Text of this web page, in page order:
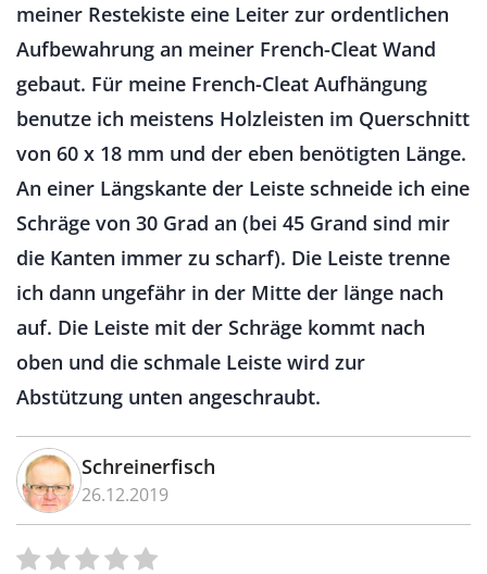
meiner Restekiste eine Leiter zur ordentlichen
Aufbewahrung an meiner French-Cleat Wand
gebaut. Für meine French-Cleat Aufhängung
benutze ich meistens Holzleisten im Querschnitt
von 60 x 18 mm und der eben benötigten Länge.
An einer Längskante der Leiste schneide ich eine
Schräge von 30 Grad an (bei 45 Grand sind mir
die Kanten immer zu scharf). Die Leiste trenne
ich dann ungefähr in der Mitte der länge nach
auf. Die Leiste mit der Schräge kommt nach
oben und die schmale Leiste wird zur
Abstützung unten angeschraubt.
Schreinerfisch
26.12.2019